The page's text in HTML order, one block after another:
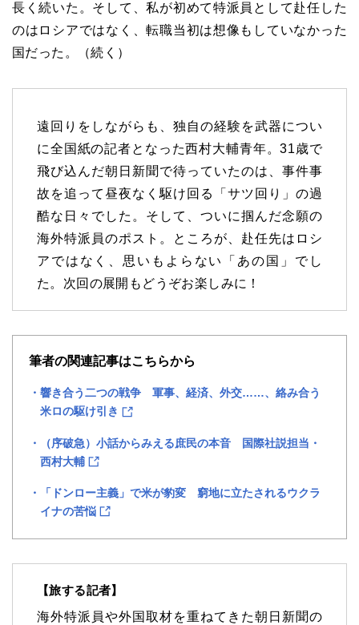
長く続いた。そして、私が初めて特派員として赴任した
のはロシアではなく、転職当初は想像もしていなかった
国だった。（続く）
遠回りをしながらも、独自の経験を武器につい
に全国紙の記者となった西村大輔青年。31歳で
飛び込んだ朝日新聞で待っていたのは、事件事
故を追って昼夜なく駆け回る「サツ回り」の過
酷な日々でした。そして、ついに掴んだ念願の
海外特派員のポスト。ところが、赴任先はロシ
アではなく、思いもよらない「あの国」でし
た。次回の展開もどうぞお楽しみに！
筆者の関連記事はこちらから
響き合う二つの戦争 軍事、経済、外交……、絡み合う
米ロの駆け引き
（序破急）小話からみえる庶民の本音 国際社説担当・
西村大輔
「ドンロー主義」で米が豹変 窮地に立たされるウクラ
イナの苦悩
【旅する記者】
海外特派員や外国取材を重ねてきた朝日新聞の